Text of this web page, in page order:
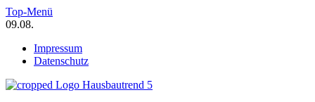
Zum
Inhalt
Top-Menü
09.08.
Impressum
Datenschutz